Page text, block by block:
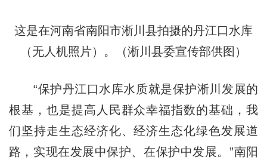
这是在河南省南阳市淅川县拍摄的丹江口水库
（无人机照片）。（淅川县委宣传部供图）
“保护丹江口水库水质就是保护淅川发展的
根基，也是提高人民群众幸福指数的基础，我
们坚持走生态经济化、经济生态化绿色发展道
路，实现在发展中保护、在保护中发展。”南阳